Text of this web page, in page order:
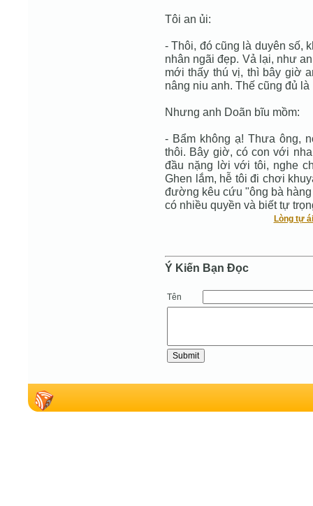
Tôi an ủi:
- Thôi, đó cũng là duyên số,
nhân ngãi đẹp. Vả lại, như
mới thấy thú vị, thì bây giờ
nâng niu anh. Thế cũng đủ là
Nhưng anh Doãn bĩu mồm:
- Bẩm không ạ! Thưa ông,
thôi. Bây giờ, có con với
đầu nặng lời với tôi, nghe
Ghen lắm, hễ tôi đi chơi
đường kêu cứu "ông bà
có nhiều quyền và biết tự
Lòng tự
Ý Kiến Bạn Ðọc
Tên